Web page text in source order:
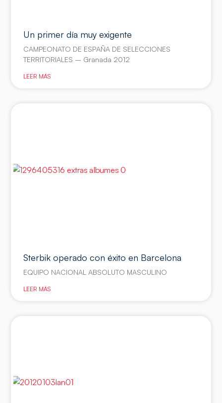
Un primer día muy exigente
CAMPEONATO DE ESPAÑA DE SELECCIONES
TERRITORIALES – Granada 2012
LEER MÁS
Sterbik operado con éxito en Barcelona
EQUIPO NACIONAL ABSOLUTO MASCULINO
LEER MÁS